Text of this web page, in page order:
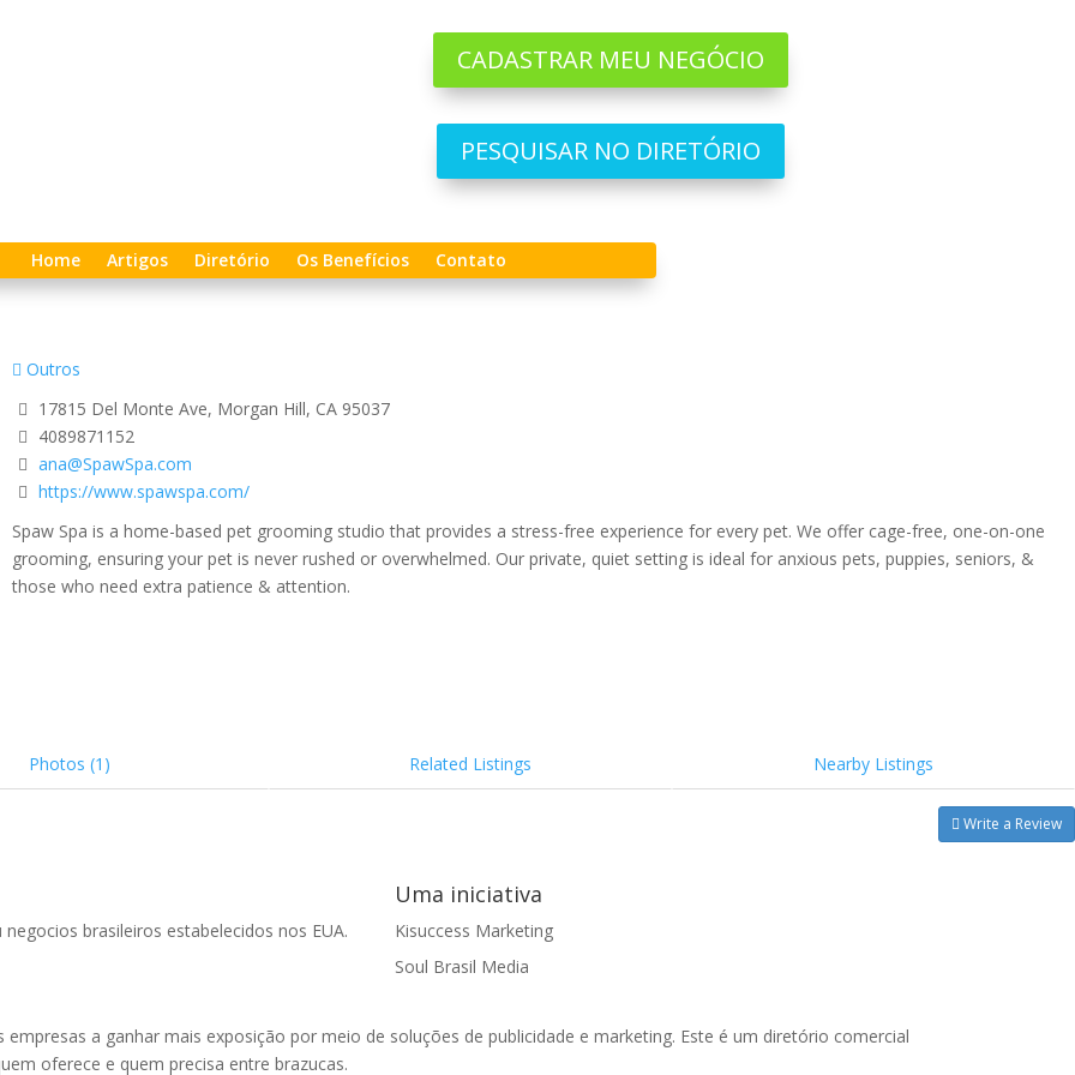
CADASTRAR MEU NEGÓCIO
PESQUISAR NO DIRETÓRIO
Home Artigos Diretório Os Benefícios Contato
Outros
17815 Del Monte Ave, Morgan Hill, CA 95037
4089871152
ana@SpawSpa.com
https://www.spawspa.com/
Spaw Spa is a home-based pet grooming studio that provides a stress-free experience for every pet. We offer cage-free, one-on-one
grooming, ensuring your pet is never rushed or overwhelmed. Our private, quiet setting is ideal for anxious pets, puppies, seniors, &
those who need extra patience & attention.
Photos (1) Related Listings Nearby Listings
Write a Review
brasileiros estabelecidos nos EUA.
Uma iniciativa
Kisuccess Marketing
Soul Brasil Media
a ganhar mais exposição por meio de soluções de publicidade e marketing. Este é um diretório comercial
oferece e quem precisa entre brazucas.